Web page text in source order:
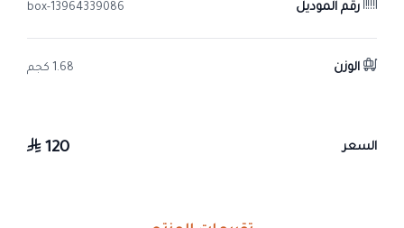
رقم الموديل 13964339086-box
الوزن 1.68 كجم
السعر 120